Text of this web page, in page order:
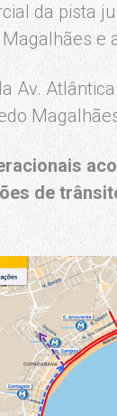
da pista
e
Av.
de